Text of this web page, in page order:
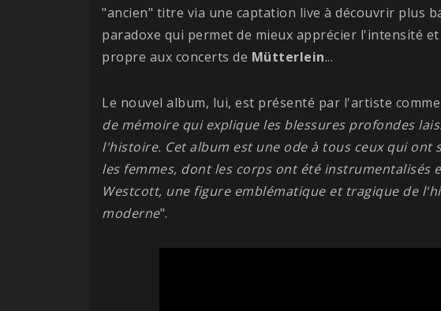
"ancien" titre via une captation live à découvrir plus
paradoxe qui permet de mieux apprécier l'intensité
propre aux concerts de Mütterlein...
Le nouvel album, lui, est présenté par l'artiste
de mémoire qui explique les blessures profondes
l'histoire. Cet album est une ode à tous ceux qui ont
les femmes, dont les corps ont été instrumentalisés
Westcott, une figure emblématique et tragique de
moderne".